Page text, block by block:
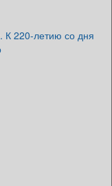
К 220-летию со дня